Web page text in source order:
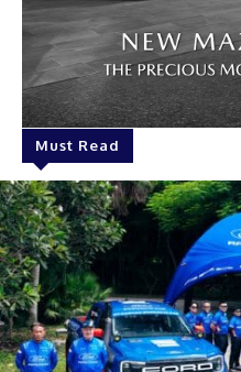
Must Read